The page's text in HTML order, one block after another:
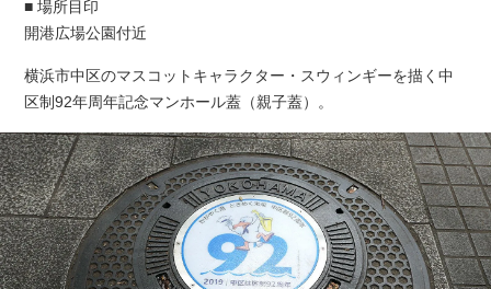
■ 場所目印
開港広場公園付近
横浜市中区のマスコットキャラクター・スウィンギーを描く中
区制92年周年記念マンホール蓋（親子蓋）。